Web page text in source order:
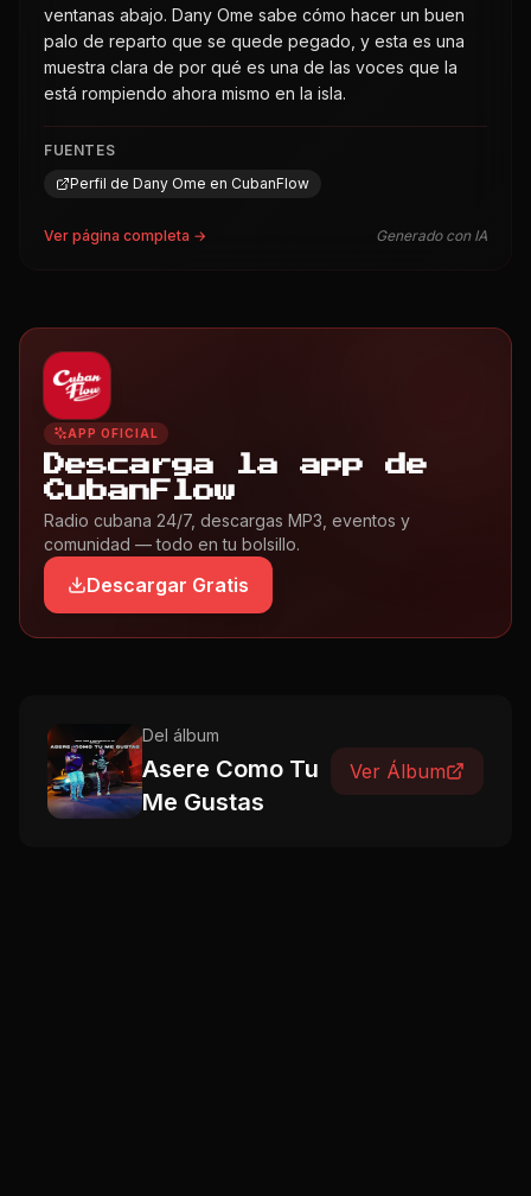
ventanas abajo. Dany Ome sabe cómo hacer un buen
palo de reparto que se quede pegado, y esta es una
muestra clara de por qué es una de las voces que la
está rompiendo ahora mismo en la isla.
FUENTES
Perfil de Dany Ome en CubanFlow
Ver página completa → Generado con IA
APP OFICIAL
Descarga la app de
CubanFlow
Radio cubana 24/7, descargas MP3, eventos y
comunidad — todo en tu bolsillo.
Descargar Gratis
Del álbum
Asere Como Tu
Me Gustas
Ver Álbum